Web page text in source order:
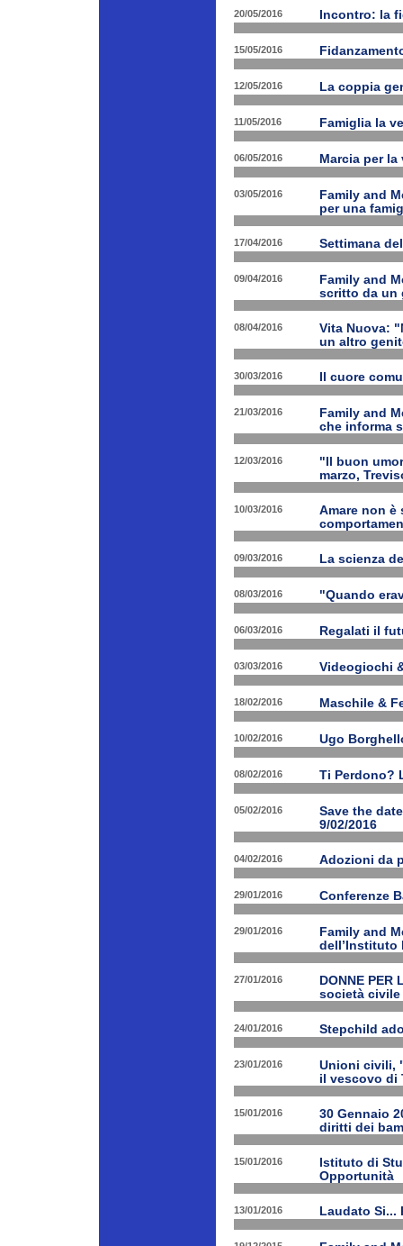
20/05/2016 Incontro: la
15/05/2016
12/05/2016 La coppia
11/05/2016 Famiglia la
06/05/2016 Marcia per la
03/05/2016
Family and
per una
17/04/2016 Settimana
09/04/2016
Family and
scritto da un
08/04/2016
Vita Nuova:
un altro
30/03/2016 Il cuore
21/03/2016
Family and
che informa
12/03/2016
"Il buon
marzo,
10/03/2016
Amare non
09/03/2016 La scienza
08/03/2016 "Quando
06/03/2016 Regalati il
03/03/2016 Videogiochi
18/02/2016 Maschile &
10/02/2016 Ugo
08/02/2016 Ti Perdono?
05/02/2016
Save the
9/02/2016
04/02/2016 Adozioni da
29/01/2016 Conferenze
29/01/2016
Family and
dell’Instituto
27/01/2016
DONNE
società
24/01/2016 Stepchild
23/01/2016
Unioni civili,
il vescovo di
15/01/2016
30 Gennaio
diritti dei
15/01/2016
Istituto di
Opportunità
13/01/2016 Laudato Si...